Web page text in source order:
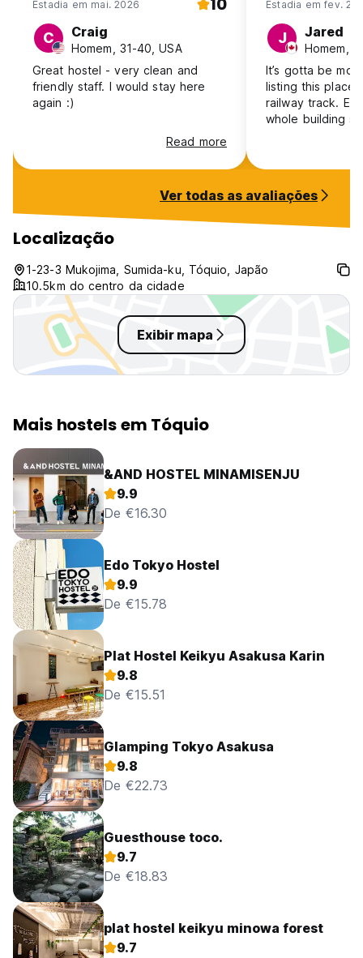
Estadia em mai. 2026
C Craig
Homem, 31-40, USA
Great hostel - very clean and
friendly staff. I would stay here
again :)
Read more
Estadia em fev.
J Jared
Homem,
It’s gotta be
listing this place
railway track.
whole building
about a 4 hour
shaking
Ver todas as avaliações
Localização
1-23-3 Mukojima, Sumida-ku, Tóquio, Japão
10.5km do centro da cidade
Exibir mapa
Mais hostels em Tóquio
&AND HOSTEL MINAMISENJU
9.9
De €16.30
Edo Tokyo Hostel
9.9
De €15.78
Plat Hostel Keikyu Asakusa Karin
9.8
De €15.51
Glamping Tokyo Asakusa
9.8
De €22.73
Guesthouse toco.
9.7
De €18.83
plat hostel keikyu minowa forest
9.7